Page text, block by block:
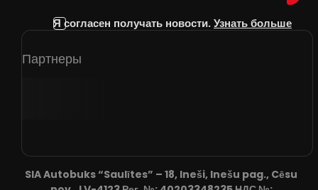
Я согласен получать новости. Узнать больше
Партнеры
SIA Autobuks “Saulītes” – 18, Ineši, Inešu pag., Cēsu